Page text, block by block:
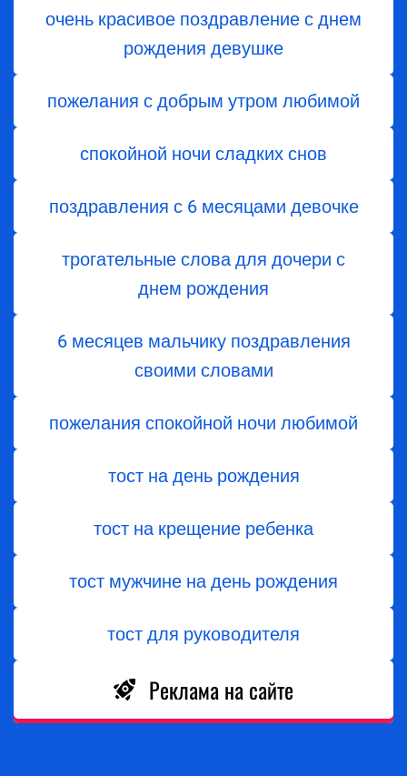
очень красивое поздравление с днем
рождения девушке
пожелания с добрым утром любимой
спокойной ночи сладких снов
поздравления с 6 месяцами девочке
трогательные слова для дочери с
днем ​​рождения
6 месяцев мальчику поздравления
своими словами
пожелания спокойной ночи любимой
тост на день рождения
тост на крещение ребенка
тост мужчине на день рождения
тост для руководителя
Реклама на сайте